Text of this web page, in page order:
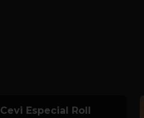
Cevi Especial Roll